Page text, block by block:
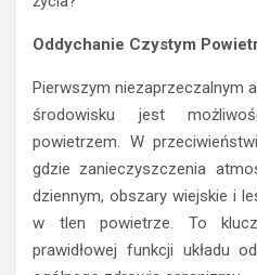
Oddychanie Czystym
Pierwszym niezaprzeczalnym
środowisku jest
powietrzem. W
gdzie zanieczyszczenia
dziennym, obszary wiejskie i
w tlen powietrze. To
prawidłowej funkcji układu